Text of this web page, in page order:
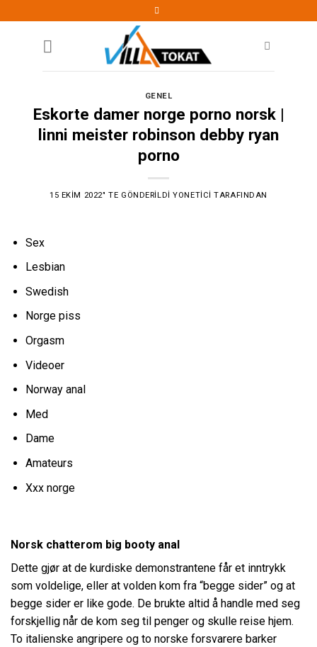
to
GENEL
Eskorte damer norge porno norsk |
linni meister robinson debby ryan
porno
15 EKIM 2022’' TE GÖNDERILDI YONETICI TARAFINDAN
Sex
Lesbian
Swedish
Norge piss
Orgasm
Videoer
Norway anal
Med
Dame
Amateurs
Xxx norge
Norsk chatterom big booty anal
Dette gjør at de kurdiske demonstrantene får et inntrykk
som voldelige, eller at volden kom fra “begge sider” og at
begge sider er like gode. De brukte altid å handle med seg
forskjellig når de kom seg til penger og skulle reise hjem.
To italienske angripere og to norske forsvarere barker